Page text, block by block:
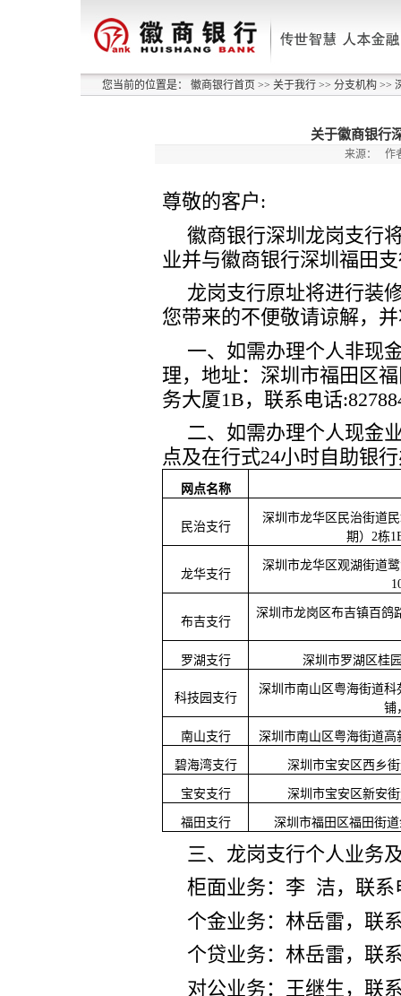
您当前的位置是： 徽商银行首页 >> 关于我行 >> 分支机构 >>
关于徽商银行
来源： 作